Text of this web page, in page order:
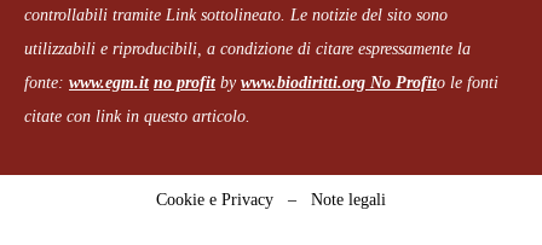
controllabili tramite Link sottolineato. Le notizie del sito sono
utilizzabili e riproducibili, a condizione di citare espressamente la
fonte: www.egm.it no profitby www.biodiritti.org No Profito le fonti
citate con link in questo articolo.
Cookie e Privacy – Note legali